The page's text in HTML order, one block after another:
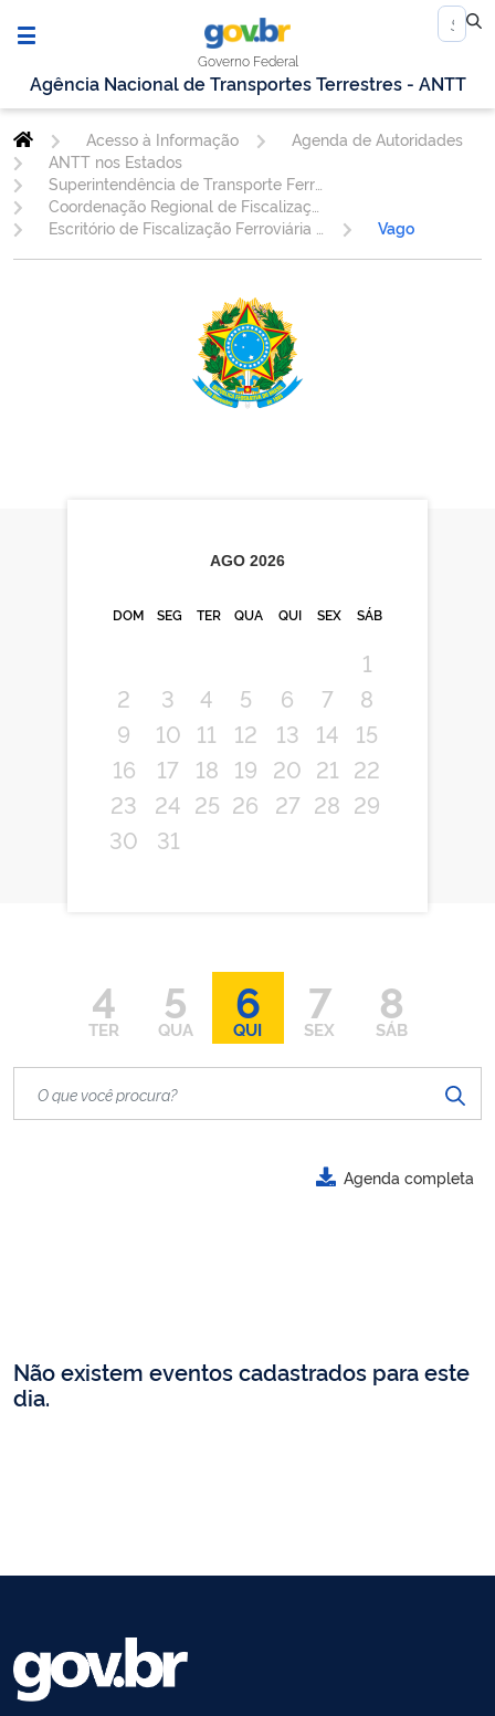
Governo Federal
Agência Nacional de Transportes Terrestres - ANTT
Acesso à Informação
Agenda de Autoridades
ANTT nos Estados
Superintendência de Transporte Ferroviário.
Vago
AGO 2026
DOM SEG TER QUA QUI SEX SÁB
1
2
3 4 5 6 7
8
9
10 11 12 13 14
15
16
17 18 19 20 21
22
23
24 25 26 27 28 29
30
31
4
TER
5
QUA
6
QUI
7
SEX
8
SÁB
Agenda completa
Não existem eventos cadastrados para este
dia.